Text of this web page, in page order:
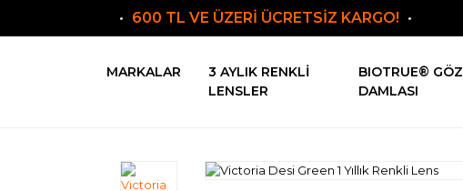
600 TL VE ÜZERİ ÜCRETSİZ KARGO!
MARKALAR
3 AYLIK RENKLI
LENSLER
BIOTRUE® GÖZ
DAMLASI